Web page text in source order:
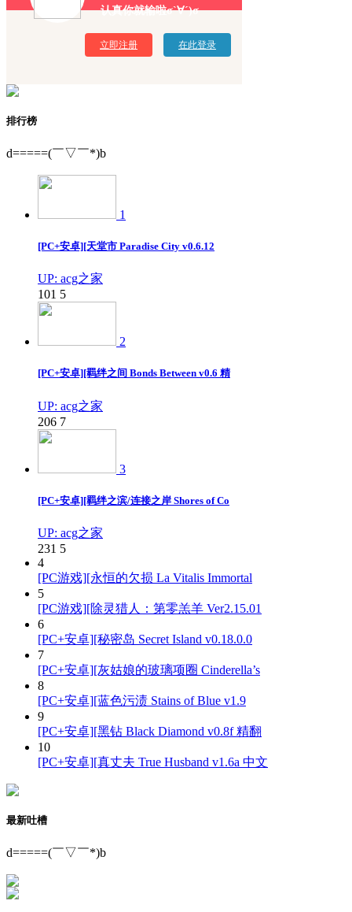
认真你就输啦σ`∀´)σ
立即注册 在此登录
排行榜
d=====(￣▽￣*)b
1
[PC+安卓][天堂市 Paradise City v0.6.12
UP: acg之家
101 5
2
[PC+安卓][羁绊之间 Bonds Between v0.6 精
UP: acg之家
206 7
3
[PC+安卓][羁绊之滨/连接之岸 Shores of Co
UP: acg之家
231 5
4
[PC游戏][永恒的欠损 La Vitalis Immortal
5
[PC游戏][除灵猎人：第零羔羊 Ver2.15.01
6
[PC+安卓][秘密岛 Secret Island v0.18.0.0
7
[PC+安卓][灰姑娘的玻璃项圈 Cinderella’s
8
[PC+安卓][蓝色污渍 Stains of Blue v1.9
9
[PC+安卓][黑钻 Black Diamond v0.8f 精翻
10
[PC+安卓][真丈夫 True Husband v1.6a 中文
最新吐槽
d=====(￣▽￣*)b